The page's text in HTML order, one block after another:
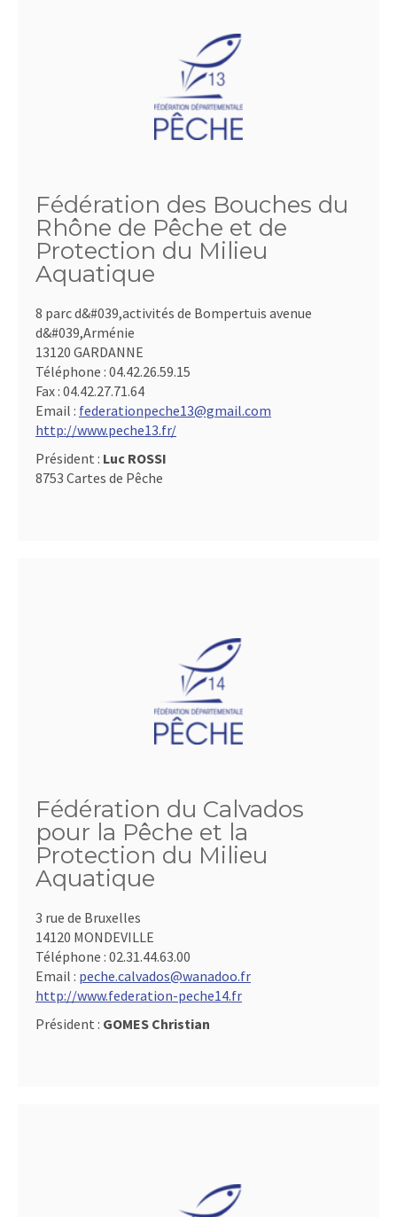
Fédération des Bouches du
Rhône de Pêche et de
Protection du Milieu
Aquatique
8 parc d&#039,activités de Bompertuis avenue
d&#039,Arménie
13120 GARDANNE
Téléphone : 04.42.26.59.15
Fax : 04.42.27.71.64
Email : federationpeche13@gmail.com
http://www.peche13.fr/
Président : Luc ROSSI
8753 Cartes de Pêche
Fédération du Calvados
pour la Pêche et la
Protection du Milieu
Aquatique
3 rue de Bruxelles
14120 MONDEVILLE
Téléphone : 02.31.44.63.00
Email : peche.calvados@wanadoo.fr
http://www.federation-peche14.fr
Président : GOMES Christian